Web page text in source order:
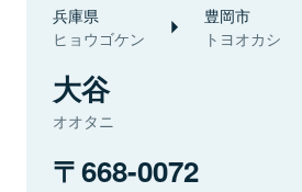
兵庫県
ヒョウゴケン
豊岡市
トヨオカシ
大谷
オオタニ
668-0072